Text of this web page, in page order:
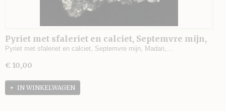
Pyriet met sfaleriet en calciet, Septemvre mijn,
Madan, Bulgarije - 87 gram - 5 x 4 x 3 cm.
Pyriet met sfaleriet en calciet, Septemvre mijn, Madan,…
€ 10,00
IN WINKELWAGEN